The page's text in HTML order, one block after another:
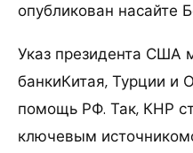
опубликован насайте
Указ президента США
банкиКитая, Турции и
помощь РФ. Так, КНР
ключевым